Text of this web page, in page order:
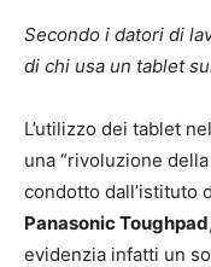
Secondo i datori di
di chi usa un tablet
L’utilizzo dei tablet
una “rivoluzione
condotto dall’istituto
Panasonic Toughpad
evidenzia infatti un